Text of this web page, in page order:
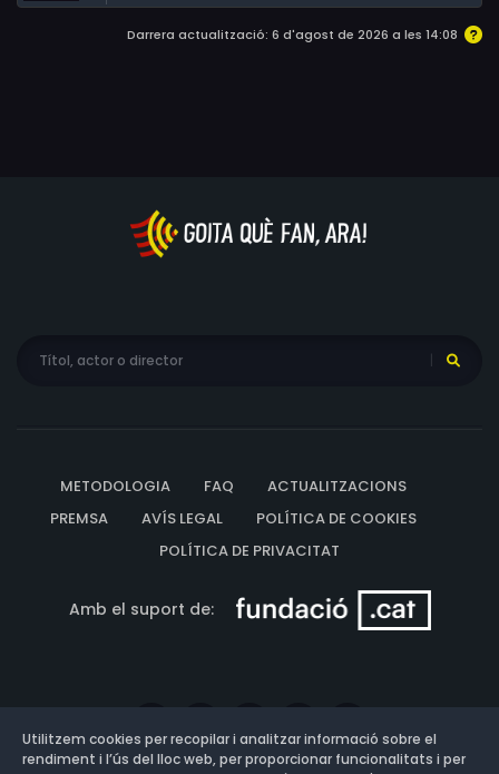
Darrera actualització: 6 d'agost de 2026 a les 14:08
METODOLOGIA FAQ
ACTUALITZACIONS
PREMSA
AVÍS LEGAL
POLÍTICA DE COOKIES
POLÍTICA DE PRIVACITAT
Amb el suport de:
Utilitzem cookies per recopilar i analitzar informació sobre el
rendiment i l’ús del lloc web, per proporcionar funcionalitats i per